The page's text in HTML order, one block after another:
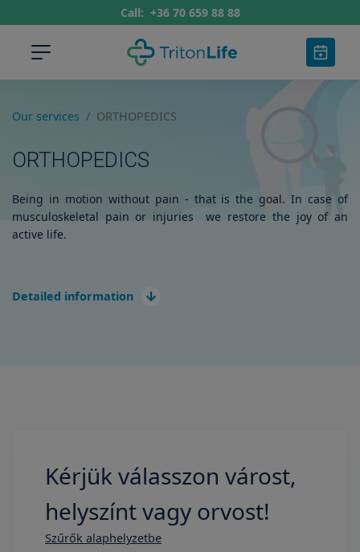
Call: +36 70 659 88 88
Our services ORTHOPEDICS
ORTHOPEDICS
Being in motion without pain - that is the goal. In case of
musculoskeletal pain or injuries we restore the joy of an
active life.
Detailed information
Kérjük válasszon várost,
helyszínt vagy orvost!
Szűrők alaphelyzetbe